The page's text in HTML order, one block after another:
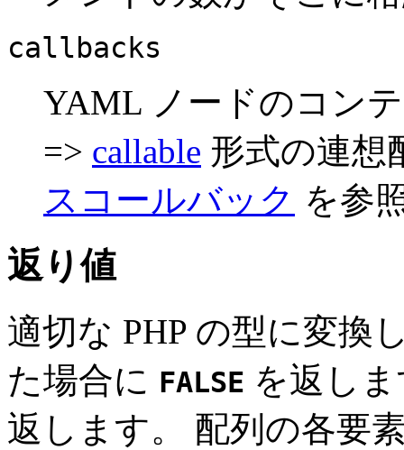
callbacks
YAML ノードのコン
=> callable 形式の連想
スコールバック を参
返り値
適切な PHP の型に変換
た場合に FALSE を返し
返します。 配列の各要